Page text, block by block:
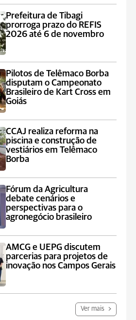
Prefeitura de Tibagi
prorroga prazo do REFIS
2026 até 6 de novembro
Pilotos de Telêmaco Borba
disputam o Campeonato
Brasileiro de Kart Cross em
Goiás
CCAJ realiza reforma na
piscina e construção de
vestiários em Telêmaco
Borba
Fórum da Agricultura
debate cenários e
perspectivas para o
agronegócio brasileiro
AMCG e UEPG discutem
parcerias para projetos de
inovação nos Campos Gerais
Ver mais